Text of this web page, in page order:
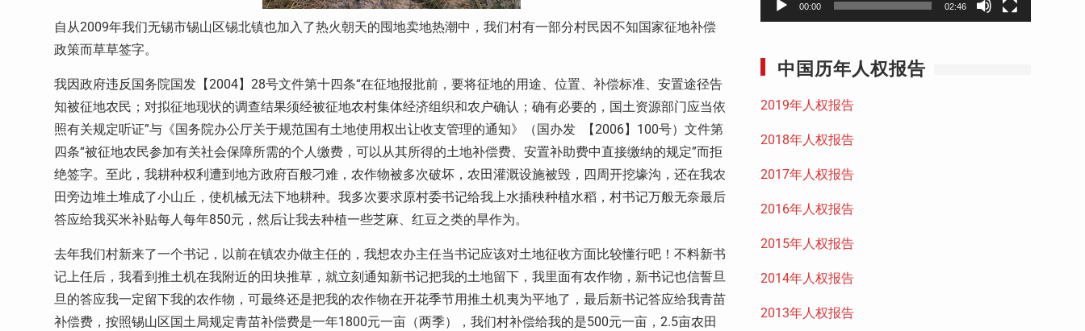
自从2009年我们无锡市锡山区锡北镇也加入了热火朝天的囤地卖地热潮中，我们村有一部分村民因不知国家征地补偿
政策而草草签字。
我因政府违反国务院国发【2004】28号文件第十四条“在征地报批前，要将征地的用途、位置、补偿标准、安置途径告
知被征地农民；对拟征地现状的调查结果须经被征地农村集体经济组织和农户确认；确有必要的，国土资源部门应当依
照有关规定听证”与《国务院办公厅关于规范国有土地使用权出让收支管理的通知》（国办发 【2006】100号）文件第
四条“被征地农民参加有关社会保障所需的个人缴费，可以从其所得的土地补偿费、安置补助费中直接缴纳的规定”而拒
绝签字。至此，我耕种权利遭到地方政府百般刁难，农作物被多次破坏，农田灌溉设施被毁，四周开挖壕沟，还在我农
田旁边堆土堆成了小山丘，使机械无法下地耕种。我多次要求原村委书记给我上水插秧种植水稻，村书记万般无奈最后
答应给我买米补贴每人每年850元，然后让我去种植一些芝麻、红豆之类的旱作为。
去年我们村新来了一个书记，以前在镇农办做主任的，我想农办主任当书记应该对土地征收方面比较懂行吧！不料新书
记上任后，我看到推土机在我附近的田块推草，就立刻通知新书记把我的土地留下，我里面有农作物，新书记也信誓旦
旦的答应我一定留下我的农作物，可最终还是把我的农作物在开花季节用推土机夷为平地了，最后新书记答应给我青苗
补偿费，按照锡山区国土局规定青苗补偿费是一年1800元一亩（两季），我们村补偿给我的是500元一亩，2.5亩农田
00:00 02:46
中国历年人权报告
2019年人权报告
2018年人权报告
2017年人权报告
2016年人权报告
2015年人权报告
2014年人权报告
2013年人权报告